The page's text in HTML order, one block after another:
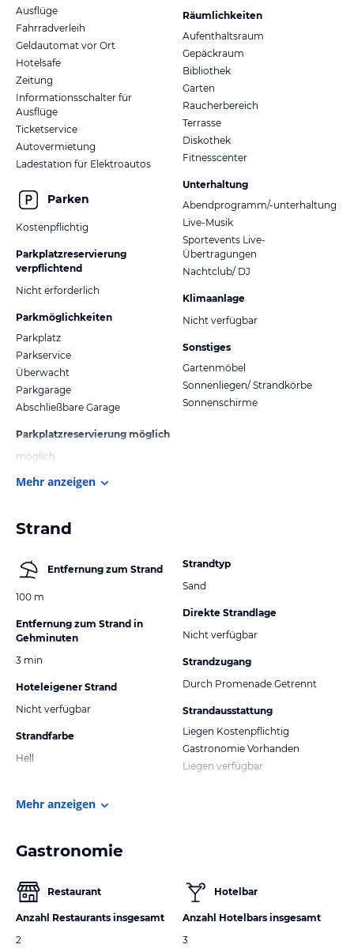
Ausflüge
Fahrradverleih
Geldautomat vor Ort
Hotelsafe
Zeitung
Informationsschalter für
Ausflüge
Ticketservice
Autovermietung
Ladestation für Elektroautos
Parken
Kostenpflichtig
Parkplatzreservierung
verpflichtend
Nicht erforderlich
Parkmöglichkeiten
Parkplatz
Parkservice
Überwacht
Parkgarage
Abschließbare Garage
Parkplatzreservierung möglich
möglich
Räumlichkeiten
Aufenthaltsraum
Gepäckraum
Bibliothek
Garten
Raucherbereich
Terrasse
Diskothek
Fitnesscenter
Unterhaltung
Abendprogramm/-unterhaltung
Live-Musik
Sportevents Live-
Übertragungen
Nachtclub/ DJ
Klimaanlage
Nicht verfügbar
Sonstiges
Gartenmöbel
Sonnenliegen/ Strandkörbe
Sonnenschirme
Mehr anzeigen
Strand
Entfernung zum Strand
100 m
Entfernung zum Strand in
Gehminuten
3 min
Hoteleigener Strand
Nicht verfügbar
Strandfarbe
Hell
Strandtyp
Sand
Direkte Strandlage
Nicht verfügbar
Strandzugang
Durch Promenade Getrennt
Strandausstattung
Liegen Kostenpflichtig
Gastronomie Vorhanden
Liegen verfügbar
Mehr anzeigen
Gastronomie
Restaurant
Anzahl Restaurants insgesamt
2
Hotelbar
Anzahl Hotelbars insgesamt
3